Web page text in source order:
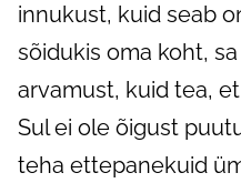
innukust, kuid seab
sõidukis oma koht,
arvamust, kuid tea,
Sul ei ole õigust
teha ettepanekuid